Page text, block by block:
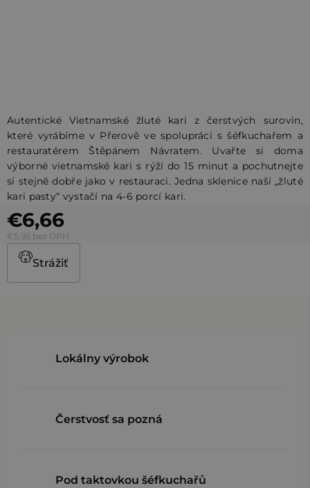
Autentické Vietnamské žluté kari z čerstvých surovin,
které vyrábíme v Přerově ve spolupráci s šéfkuchařem a
restauratérem Štěpánem Návratem. Uvařte si doma
výborné vietnamské kari s rýží do 15 minut a pochutnejte
si stejně dobře jako v restauraci. Jedna sklenice naší „žluté
kari pasty“ vystačí na 4-6 porcí kari.
€6,66
€5,95 bez DPH
Strážiť
Lokálny výrobok
Čerstvosť sa pozná
Pod taktovkou šéfkuchařů